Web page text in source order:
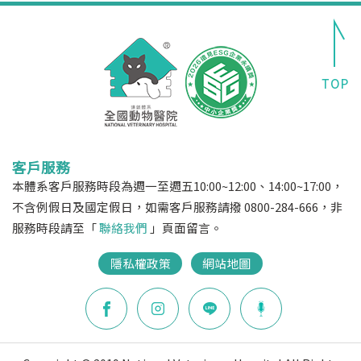
客戶服務
本體系客戶服務時段為週一至週五10:00~12:00、14:00~17:00，
不含例假日及國定假日，如需客戶服務請撥 0800-284-666，非
服務時段請至「聯絡我們 」頁面留言。
隱私權政策 網站地圖